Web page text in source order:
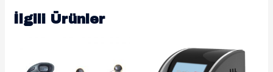
İlgili Ürünler